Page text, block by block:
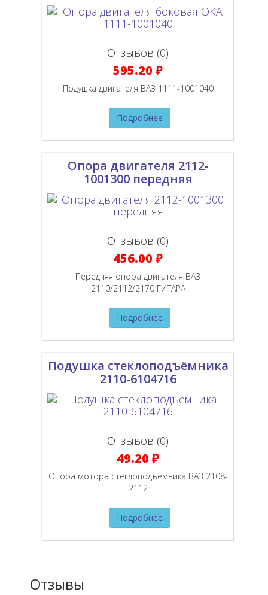
Отзывов (0)
595.20 ₽
Подушка двигателя ВАЗ 1111-1001040
Подробнее
Опора двигателя 2112-
1001300 передняя
Отзывов (0)
456.00 ₽
Передняя опора двигателя ВАЗ
2110/2112/2170 ГИТАРА
Подробнее
Подушка стеклоподъёмника
2110-6104716
Отзывов (0)
49.20 ₽
Опора мотора стеклоподъемника ВАЗ 2108-
2112
Подробнее
Отзывы